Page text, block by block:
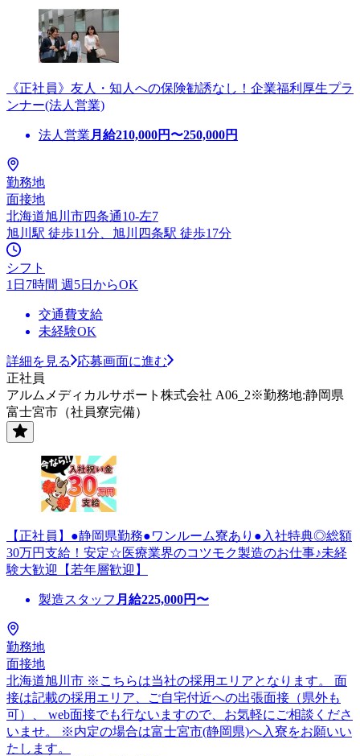
《正社員》友人・知人への保険勧誘なし！企業福利厚生プラ
ンナー(法人営業)
法人営業 月給210,000円〜250,000円
勤務地
面接地
北海道旭川市四条通10-左7
旭川駅 徒歩11分、旭川四条駅 徒歩17分
シフト
1日7時間 週5日からOK
交通費支給
未経験OK
詳細を見る
応募画面に進む
正社員
アルムメディカルサポート株式会社 A06_2※勤務地:静岡県
富士宮市（社員寮完備）
【正社員】●静岡県勤務●ワンルーム寮あり●入社特典◎総額
30万円支給！安定☆医療業界のコツモク製造のお仕事♪未経
験大歓迎【若年層歓迎】
製造スタッフ 月給225,000円〜
勤務地
面接地
北海道旭川市 ※こちらは当社の採用エリアとなります。 面
接は記載の採用エリア、ご自宅付近への出張面接（県外も
可）、 web面接でも行ないますので、お気軽にご相談くださ
いませ。 ※内定の場合は富士宮市(静岡県)へ入寮をお願いい
たします。